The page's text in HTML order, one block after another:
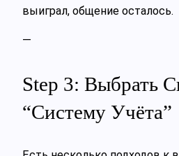
выиграл, общение осталось.
—
Step 3: Выбрать
“Систему Учёта”